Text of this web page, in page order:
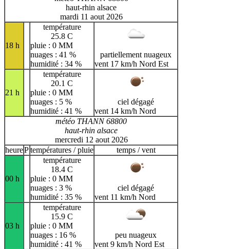
haut-rhin alsace
mardi 11 aout 2026
18 h
température
25.8 C
pluie : 0 MM
nuages : 41 %
humidité : 34 %
partiellement nuageux
vent 17 km/h Nord Est
21 h
température
20.1 C
pluie : 0 MM
nuages : 5 %
humidité : 41 %
ciel dégagé
vent 14 km/h Nord
météo THANN 68800
haut-rhin alsace
mercredi 12 aout 2026
heurePtempératures / pluie temps / vent
00 h
température
18.4 C
pluie : 0 MM
nuages : 3 %
humidité : 35 %
ciel dégagé
vent 11 km/h Nord
03 h
température
15.9 C
pluie : 0 MM
nuages : 16 %
humidité : 41 %
peu nuageux
vent 9 km/h Nord Est